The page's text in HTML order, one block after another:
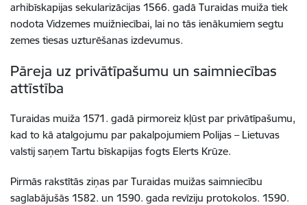
arhibīskapijas sekularizācijas 1566. gadā Turaidas muiža tiek
nodota Vidzemes muižniecībai, lai no tās ienākumiem segtu
zemes tiesas uzturēšanas izdevumus.
Pāreja uz privātīpašumu un saimniecības
attīstība
Turaidas muiža 1571. gadā pirmoreiz kļūst par privātīpašumu,
kad to kā atalgojumu par pakalpojumiem Polijas – Lietuvas
valstij saņem Tartu bīskapijas fogts Elerts Krūze.
Pirmās rakstītās ziņas par Turaidas muižas saimniecību
saglabājušās 1582. un 1590. gada revīziju protokolos. 1590.